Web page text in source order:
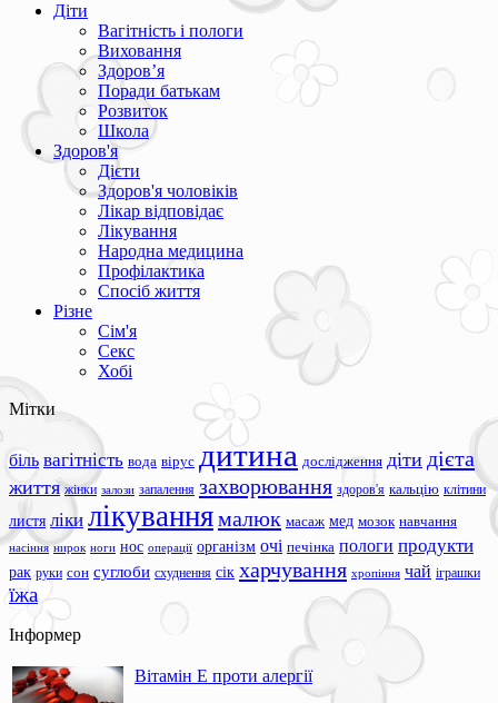
Діти
Вагітність і пологи
Виховання
Здоров’я
Поради батькам
Розвиток
Школа
Здоров'я
Дієти
Здоров'я чоловіків
Лікар відповідає
Лікування
Народна медицина
Профілактика
Спосіб життя
Різне
Сім'я
Секс
Хобі
Мітки
біль вагітність вода вірус дитина дослідження діти дієта
життя жінки залози запалення захворювання здоров'я кальцію клітини
листя ліки лікуваннямалюк масаж мед мозок навчання
насіння нирок ноги нос операції організм очі печінка пологи продукти
рак руки сон суглоби схуднення сік харчування хропіння чай іграшки
їжа
Інформер
Вітамін Е проти алергії